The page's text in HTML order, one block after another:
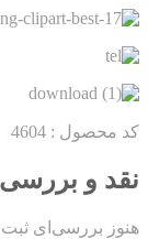
کد محصول : 4604
نقد و
هنوز بررسی‌ای